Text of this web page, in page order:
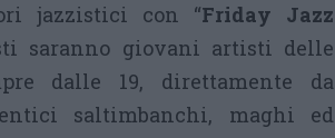
jazzistici con “Friday Jazz
saranno giovani artisti delle
dalle 19, direttamente da
saltimbanchi, maghi ed